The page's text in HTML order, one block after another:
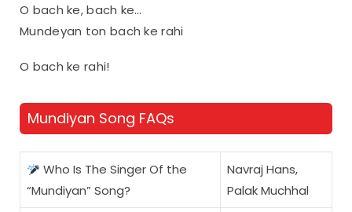
O bach ke, bach ke…
Mundeyan ton bach ke rahi
O bach ke rahi!
Mundiyan Song FAQs
Who Is The Singer Of the
“Mundiyan” Song?
Navraj Hans,
Palak Muchhal